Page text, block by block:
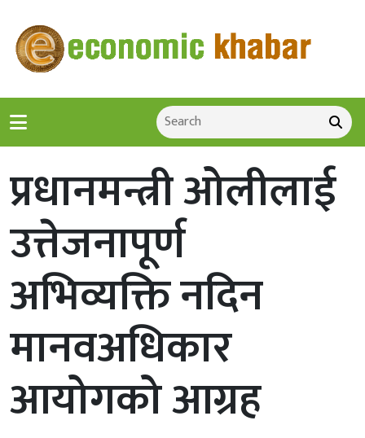
प्रधानमन्त्री ओलीलाई
उत्तेजनापूर्ण
अभिव्यक्ति नदिन
मानवअधिकार
आयोगको आग्रह